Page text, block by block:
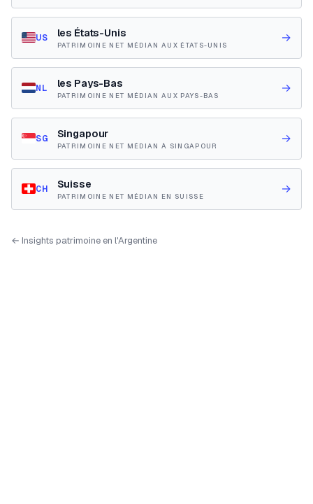
US les États-Unis
PATRIMOINE NET MÉDIAN AUX ÉTATS-UNIS →
NL les Pays-Bas
PATRIMOINE NET MÉDIAN AUX PAYS-BAS →
SG Singapour
PATRIMOINE NET MÉDIAN À SINGAPOUR →
CH Suisse
PATRIMOINE NET MÉDIAN EN SUISSE →
← Insights patrimoine en l'Argentine